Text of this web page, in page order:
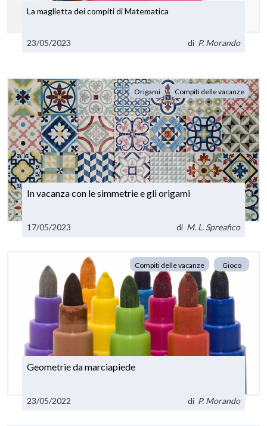
La maglietta dei compiti di Matematica
23/05/2023 di P. Morando
Origami Compiti delle vacanze
In vacanza con le simmetrie e gli origami
17/05/2023 di M. L. Spreafico
Compiti delle vacanze Gioco
Geometrie da marciapiede
23/05/2022 di P. Morando